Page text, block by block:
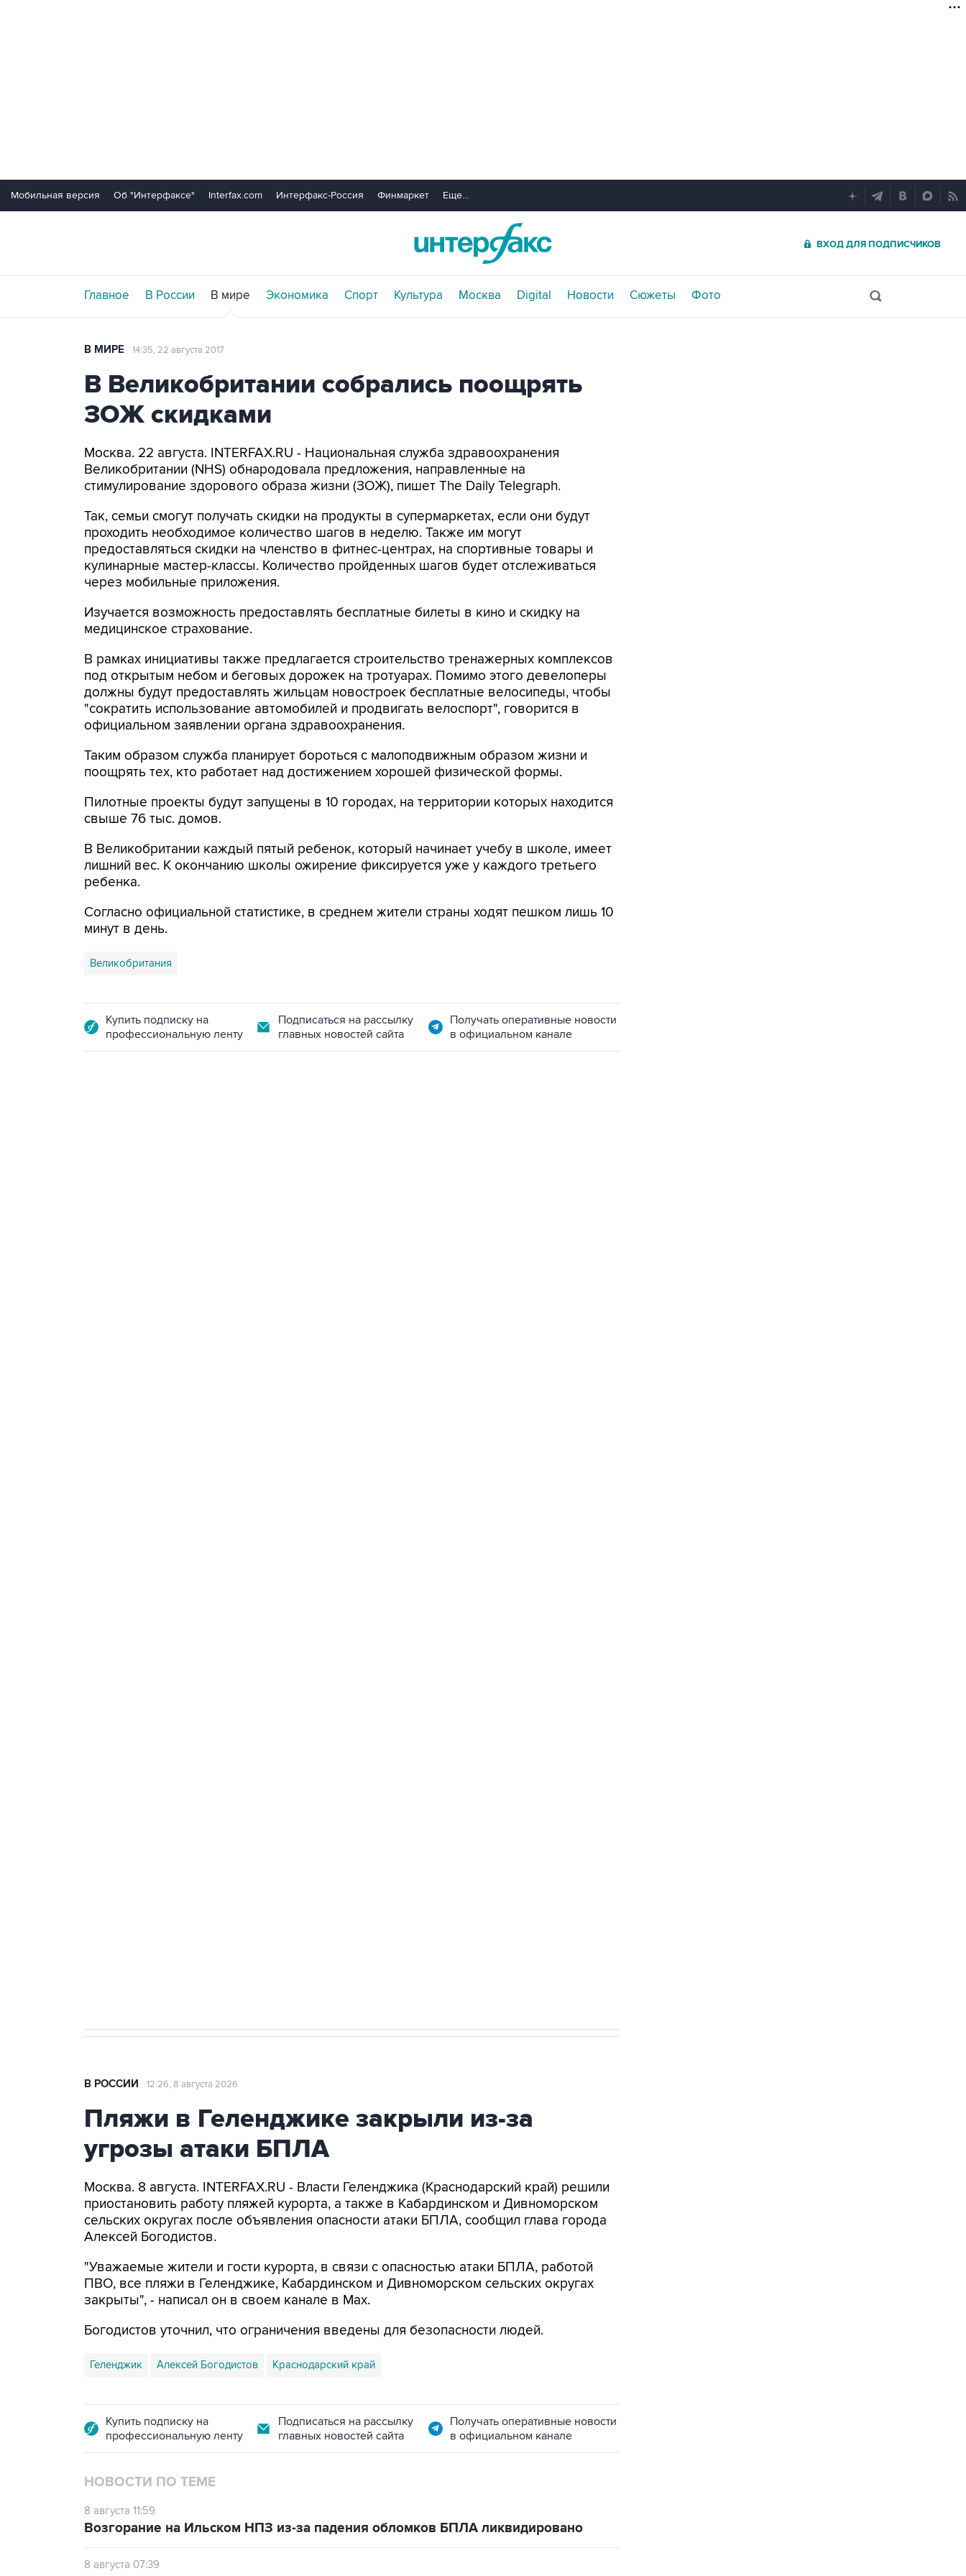
Мобильная версия Об "Интерфаксе" Interfax.com Интерфакс-Россия Финмаркет Еще...
ВХОД ДЛЯ ПОДПИСЧИКОВ
Главное В России В мире Экономика Спорт Культура Москва Digital Новости Сюжеты Фото
В МИРЕ 14:35, 22 августа 2017
В Великобритании собрались поощрять
ЗОЖ скидками
Москва. 22 августа. INTERFAX.RU - Национальная служба здравоохранения
Великобритании (NHS) обнародовала предложения, направленные на
стимулирование здорового образа жизни (ЗОЖ), пишет The Daily Telegraph.
Так, семьи смогут получать скидки на продукты в супермаркетах, если они будут
проходить необходимое количество шагов в неделю. Также им могут
предоставляться скидки на членство в фитнес-центрах, на спортивные товары и
кулинарные мастер-классы. Количество пройденных шагов будет отслеживаться
через мобильные приложения.
Изучается возможность предоставлять бесплатные билеты в кино и скидку на
медицинское страхование.
В рамках инициативы также предлагается строительство тренажерных комплексов
под открытым небом и беговых дорожек на тротуарах. Помимо этого девелоперы
должны будут предоставлять жильцам новостроек бесплатные велосипеды, чтобы
"сократить использование автомобилей и продвигать велоспорт", говорится в
официальном заявлении органа здравоохранения.
Таким образом служба планирует бороться с малоподвижным образом жизни и
поощрять тех, кто работает над достижением хорошей физической формы.
Пилотные проекты будут запущены в 10 городах, на территории которых находится
свыше 76 тыс. домов.
В Великобритании каждый пятый ребенок, который начинает учебу в школе, имеет
лишний вес. К окончанию школы ожирение фиксируется уже у каждого третьего
ребенка.
Согласно официальной статистике, в среднем жители страны ходят пешком лишь 10
минут в день.
Великобритания
Купить подписку на
профессиональную ленту
Подписаться на рассылку
главных новостей сайта
Получать оперативные новости
в официальном канале
В РОССИИ 12:26, 8 августа 2026
Пляжи в Геленджике закрыли из-за
угрозы атаки БПЛА
Москва. 8 августа. INTERFAX.RU - Власти Геленджика (Краснодарский край) решили
приостановить работу пляжей курорта, а также в Кабардинском и Дивноморском
сельских округах после объявления опасности атаки БПЛА, сообщил глава города
Алексей Богодистов.
"Уважаемые жители и гости курорта, в связи с опасностью атаки БПЛА, работой
ПВО, все пляжи в Геленджике, Кабардинском и Дивноморском сельских округах
закрыты", - написал он в своем канале в Max.
Богодистов уточнил, что ограничения введены для безопасности людей.
Геленджик Алексей Богодистов Краснодарский край
Купить подписку на
профессиональную ленту
Подписаться на рассылку
главных новостей сайта
Получать оперативные новости
в официальном канале
НОВОСТИ ПО ТЕМЕ
8 августа 11:59
Возгорание на Ильском НПЗ из-за падения обломков БПЛА ликвидировано
8 августа 07:39